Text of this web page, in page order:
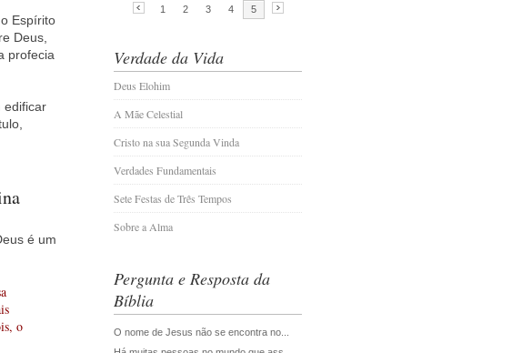
Espírito
Deus,
profecia
edificar
é um
o
Verdade da Vida
Deus Elohim
A Mãe Celestial
Cristo na sua Segunda Vinda
Verdades Fundamentais
Sete Festas de Três Tempos
Sobre a Alma